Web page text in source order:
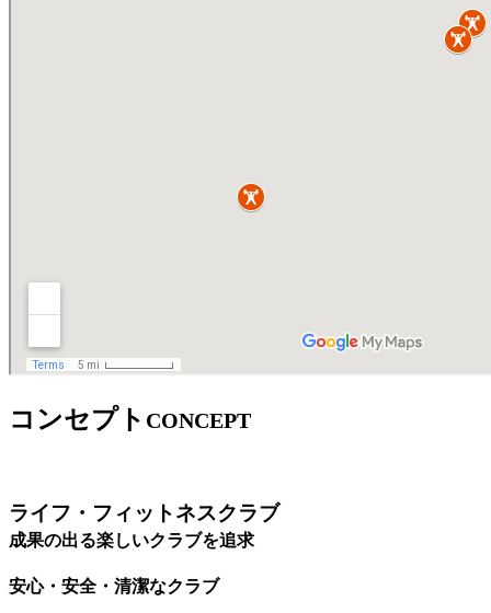
コンセプト CONCEPT
ライフ・フィットネスクラブ
成果の出る楽しいクラブを追求
安心・安全・清潔なクラブ